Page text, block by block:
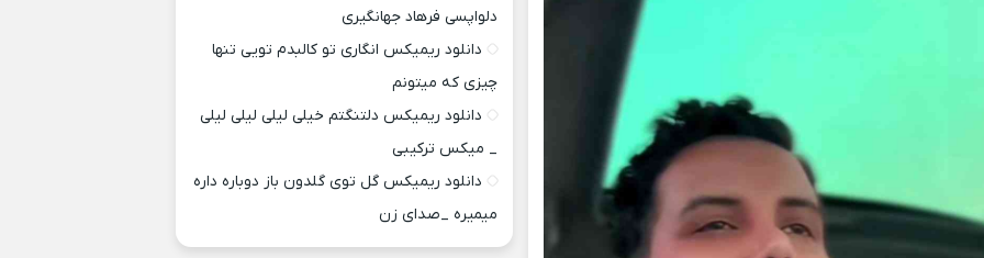
دلواپسی فرهاد جهانگیری
دانلود ریمیکس انگاری تو کالبدم تویی تنها
چیزی که میتونم
دانلود ریمیکس دلتنگتم خیلی لیلی لیلی لیلی
_ میکس ترکیبی
دانلود ریمیکس گل توی گلدون باز دوباره داره
میمیره _صدای زن